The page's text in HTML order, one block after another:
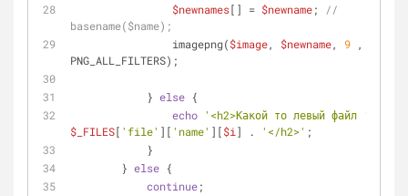
$newnames[] = $newname;
//
basename($name);
                imagepng(
$image, $newname, 9 ,
PNG_ALL_FILTERS);
            }
else {
echo '<h2>Какой то левый файл '
$_FILES[ 'file' ][ 'name' ][$i ] . '</h2>' ;
            }
        }
else {
continue;